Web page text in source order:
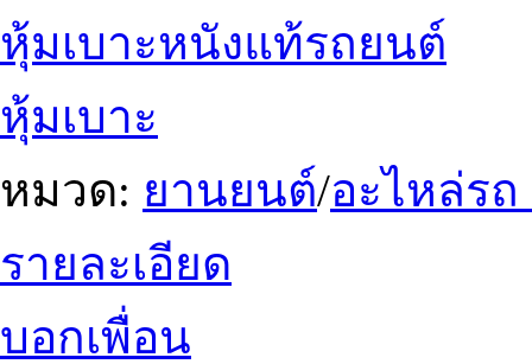
หุ้มเบาะหนังแท้รถยนต์
หุ้มเบาะ
หมวด: ยานยนต์/อะไหล่ร
รายละเอียด
บอกเพื่อน